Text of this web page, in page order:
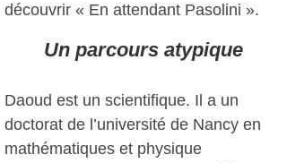
découvrir « En attendant Pasolini ».
Un parcours atypique
Daoud est un scientifique. Il a un
doctorat de l’université de Nancy en
mathématiques et physique